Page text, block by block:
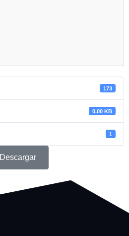
173
0.00 KB
1
Descargar